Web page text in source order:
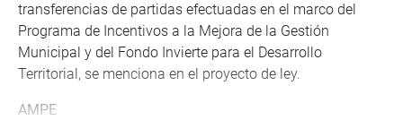
transferencias de partidas efectuadas en el marco del
Programa de Incentivos a la Mejora de la Gestión
Municipal y del Fondo Invierte para el Desarrollo
Territorial, se menciona en el proyecto de ley.
AMPE